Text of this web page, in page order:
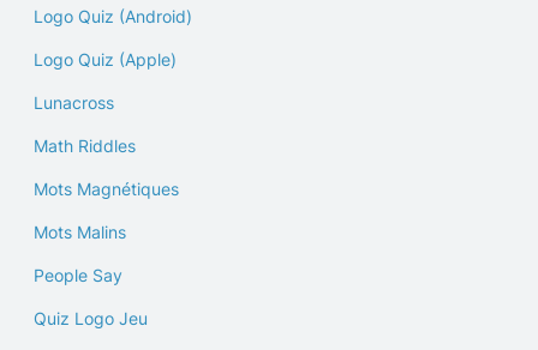
Logo Quiz (Android)
Logo Quiz (Apple)
Lunacross
Math Riddles
Mots Magnétiques
Mots Malins
People Say
Quiz Logo Jeu